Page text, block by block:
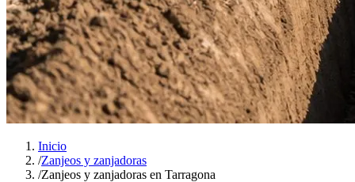
Inicio
/Zanjeos y zanjadoras
/Zanjeos y zanjadoras en Tarragona